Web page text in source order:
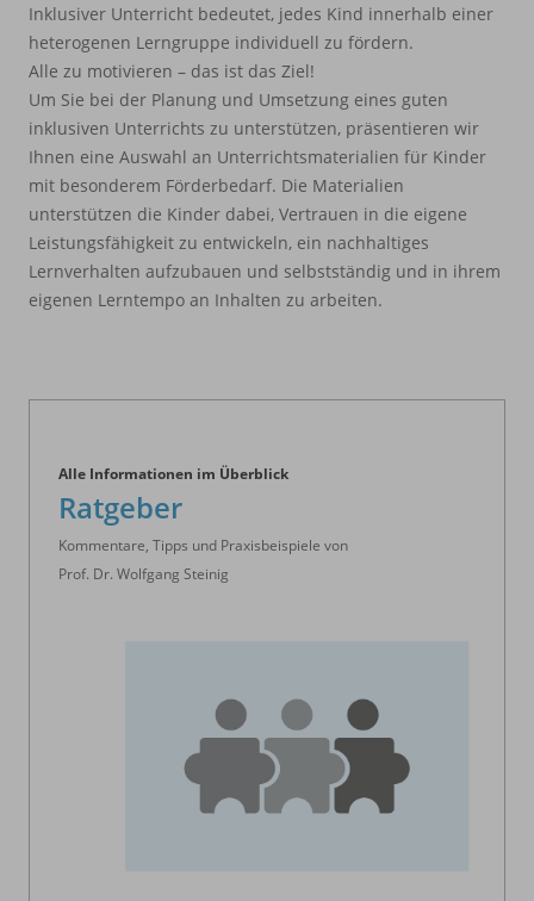
Inklusiver Unterricht bedeutet, jedes Kind innerhalb einer
heterogenen Lerngruppe individuell zu fördern.
Alle zu motivieren – das ist das Ziel!
Um Sie bei der Planung und Umsetzung eines guten
inklusiven Unterrichts zu unterstützen, präsentieren wir
Ihnen eine Auswahl an Unterrichtsmaterialien für Kinder
mit besonderem Förderbedarf. Die Materialien
unterstützen die Kinder dabei, Vertrauen in die eigene
Leistungsfähigkeit zu entwickeln, ein nachhaltiges
Lernverhalten aufzubauen und selbstständig und in ihrem
eigenen Lerntempo an Inhalten zu arbeiten.
Alle Informationen im Überblick
Ratgeber
Kommentare, Tipps und Praxisbeispiele von
Prof. Dr. Wolfgang Steinig